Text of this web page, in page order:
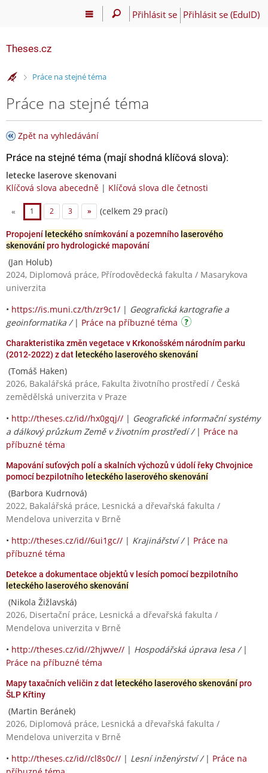
Přihlásit se Přihlásit se (EduID)
Theses.cz
>Práce na stejné téma
Práce na stejné téma
Zpět na vyhledávání
Práce na stejné téma (mají shodná klíčová slova):
letecke laserove skenovani
Klíčová slova abecedně | Klíčová slova dle četnosti
« 1 2 3 » (celkem 29 prací)
Propojení leteckéhosnímkování a pozemního laserového
skenovánípro hydrologické mapování
(Jan Holub)
2024, Diplomová práce, Přírodovědecká fakulta / Masarykova
univerzita
• https://is.muni.cz/th/zr9c1/ | Geografická kartografie a
geoinformatika / | Práce na příbuzné téma
Charakteristika změn vegetace v Krkonošském národním parku
(2012-2022) z dat leteckého laserového skenování
(Tomáš Haken)
2026, Bakalářská práce, Fakulta životního prostředí / Česká
zemědělská univerzita v Praze
• http://theses.cz/id//hx0gqj// | Geografické informační systémy
a dálkový průzkum Země v životním prostředí / | Práce na
příbuzné téma
Mapování suťových polí a skalních výchozů v údolí řeky Chvojnice
pomocí bezpilotního leteckého laserového skenování
(Barbora Kudrnová)
2022, Bakalářská práce, Lesnická a dřevařská fakulta /
Mendelova univerzita v Brně
• http://theses.cz/id//6ui1gc// | Krajinářství / | Práce na
příbuzné téma
Detekce a dokumentace objektů v lesích pomocí bezpilotního
leteckého laserového skenování
(Nikola Žižlavská)
2026, Disertační práce, Lesnická a dřevařská fakulta /
Mendelova univerzita v Brně
• http://theses.cz/id//2hjwve// | Hospodářská úprava lesa / |
Práce na příbuzné téma
Mapy taxačních veličin z dat leteckého laserového skenovánípro
ŠLP Křtiny
(Martin Beránek)
2026, Diplomová práce, Lesnická a dřevařská fakulta /
Mendelova univerzita v Brně
• http://theses.cz/id//cl8s0c// | Lesní inženýrství / | Práce na